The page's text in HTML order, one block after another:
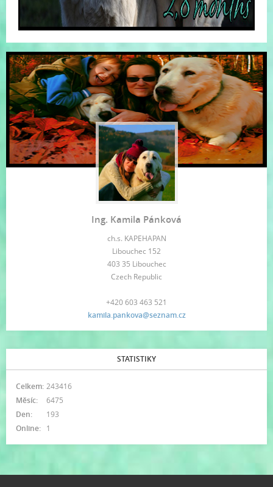
Ing. Kamila Pánková
ch.s. KAPEHAPAN
Libouchec 152
403 35 Libouchec
Czech Republic
+420 603 463 521
kamila.pankova@seznam.cz
STATISTIKY
Online: 1
Celkem: 243416
Měsíc:
6475
Den:
193